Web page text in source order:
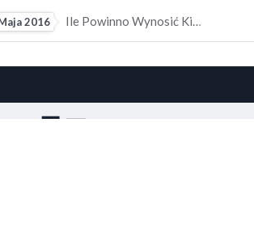
2016 Ile Powinno Wynosić Kieszonkowe?